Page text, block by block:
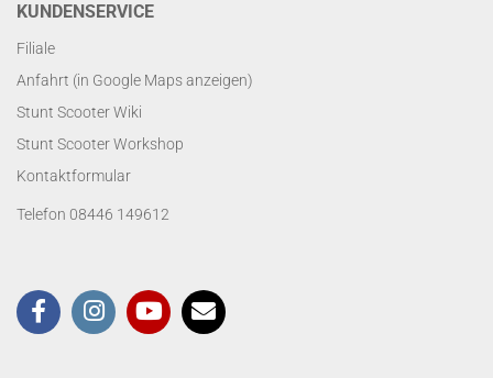
KUNDENSERVICE
Filiale
Anfahrt (in Google Maps anzeigen)
Stunt Scooter Wiki
Stunt Scooter Workshop
Kontaktformular
Telefon 08446 149612